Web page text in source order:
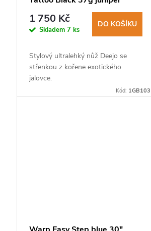
wood Bicycle
1 750 Kč
Skladem 7 ks
DO KOŠÍKU
Stylový ultralehký nůž Deejo se
střenkou z kořene exotického
jalovce.
Kód: 1GB103